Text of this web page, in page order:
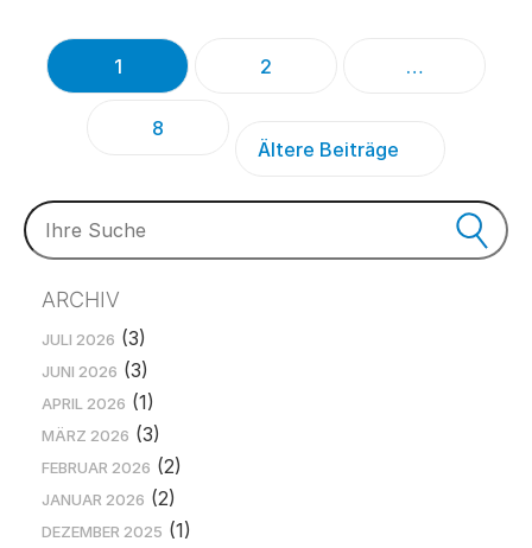
1 2 …
8
Ältere Beiträge
ARCHIV
JULI 2026 (3)
JUNI 2026 (3)
APRIL 2026 (1)
MÄRZ 2026 (3)
FEBRUAR 2026 (2)
JANUAR 2026 (2)
DEZEMBER 2025 (1)